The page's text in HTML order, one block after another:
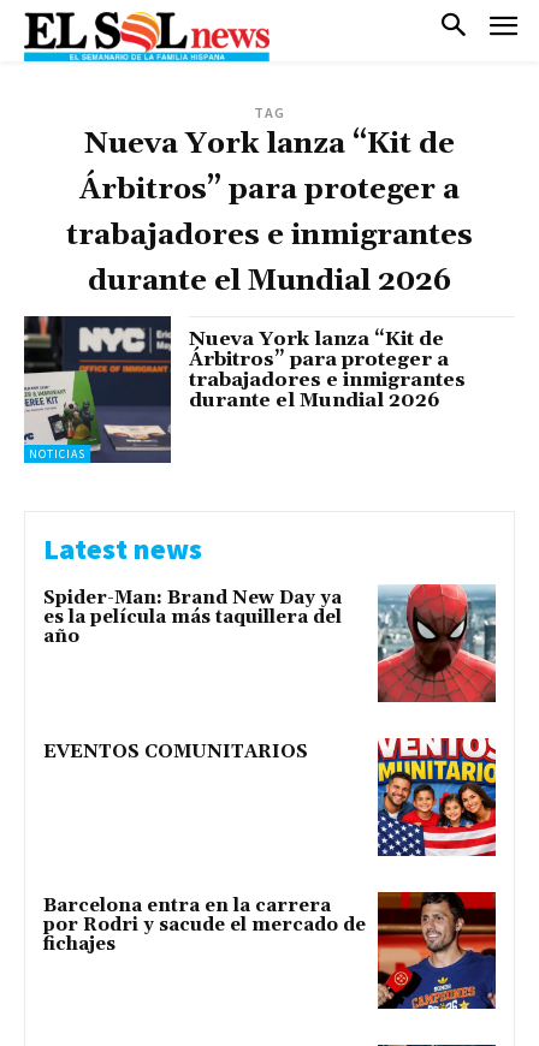
TAG
Nueva York lanza “Kit de
Árbitros” para proteger a
trabajadores e inmigrantes
durante el Mundial 2026
NOTICIAS
Nueva York lanza “Kit de
Árbitros” para proteger a
trabajadores e inmigrantes
durante el Mundial 2026
Latest news
Spider-Man: Brand New Day ya
es la película más taquillera del
año
EVENTOS COMUNITARIOS
Barcelona entra en la carrera
por Rodri y sacude el mercado de
fichajes